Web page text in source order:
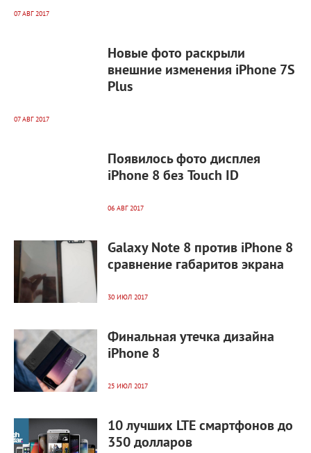
07 АВГ 2017
Новые фото раскрыли
внешние изменения iPhone 7S
Plus
07 АВГ 2017
Появилось фото дисплея
iPhone 8 без Touch ID
06 АВГ 2017
Galaxy Note 8 против iPhone 8
сравнение габаритов экрана
30 ИЮЛ 2017
Финальная утечка дизайна
iPhone 8
25 ИЮЛ 2017
10 лучших LTE смартфонов до
350 долларов